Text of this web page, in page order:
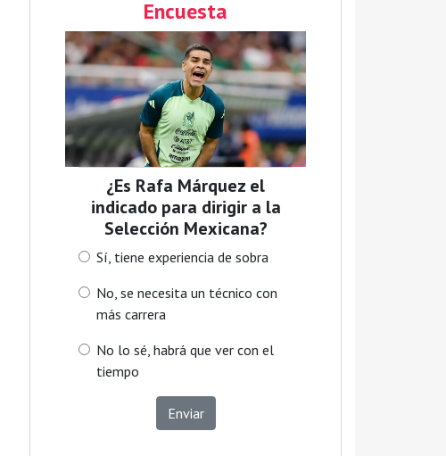
Encuesta
¿Es Rafa Márquez el
indicado para dirigir a la
Selección Mexicana?
Sí, tiene experiencia de sobra
No, se necesita un técnico con
más carrera
No lo sé, habrá que ver con el
tiempo
Enviar